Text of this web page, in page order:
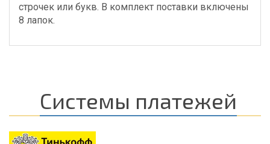
строчек или букв. В комплект поставки включены
8 лапок.
Системы платежей